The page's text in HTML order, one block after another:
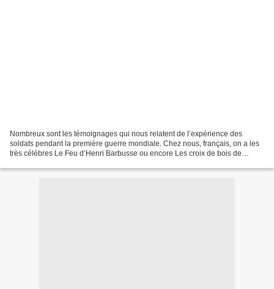
Nombreux sont les témoignages qui nous relatent de l’expérience des
soldats pendant la première guerre mondiale. Chez nous, français, on a les
très célèbres Le Feu d’Henri Barbusse ou encore Les croix de bois de